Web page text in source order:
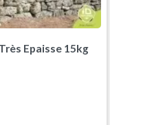
Epaisse 15kg